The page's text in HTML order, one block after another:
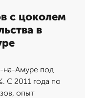
с цоколем
в
на-Амуре под
С 2011 года по
опыт